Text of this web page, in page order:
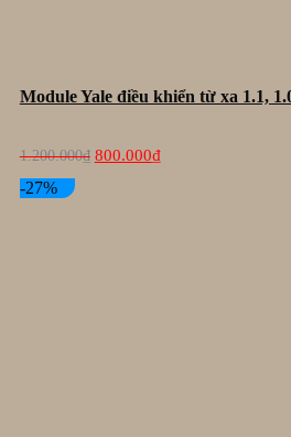
Module Yale điều khiển từ xa 1.1,
1.200.000₫
Giá
gốc
800.000₫Giá
hiện
-27%